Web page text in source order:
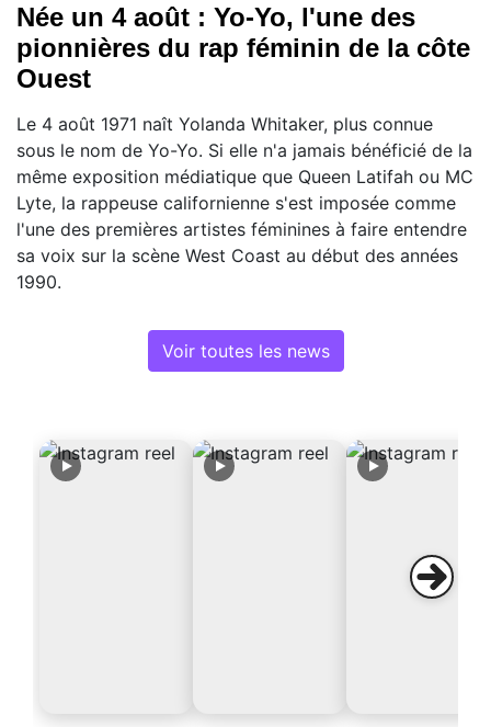
Née un 4 août : Yo-Yo, l'une des
pionnières du rap féminin de la côte
Ouest
Le 4 août 1971 naît Yolanda Whitaker, plus connue
sous le nom de Yo-Yo. Si elle n'a jamais bénéficié de la
même exposition médiatique que Queen Latifah ou MC
Lyte, la rappeuse californienne s'est imposée comme
l'une des premières artistes féminines à faire entendre
sa voix sur la scène West Coast au début des années
1990.
Voir toutes les news